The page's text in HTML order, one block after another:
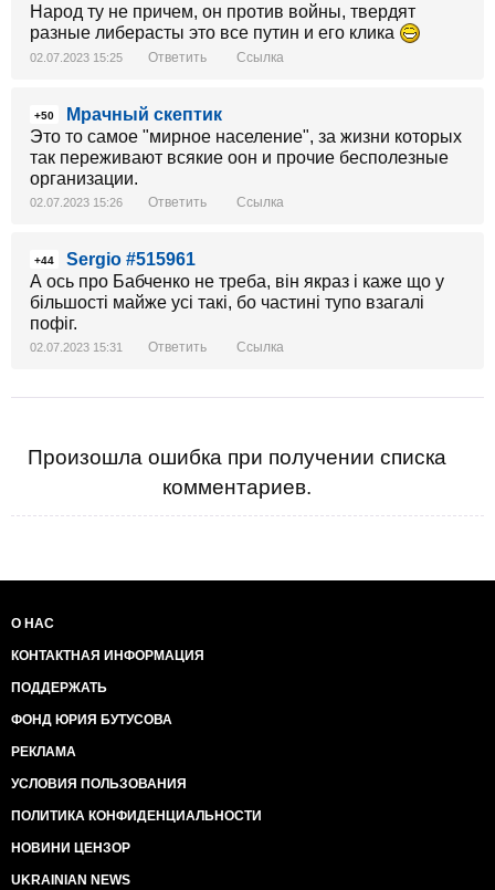
Народ ту не причем, он против войны, твердят
разные либерасты это все путин и его клика
02.07.2023 15:25 Ответить Ссылка
+50
Мрачный скептик
Это то самое "мирное население", за жизни которых
так переживают всякие оон и прочие бесполезные
организации.
02.07.2023 15:26 Ответить Ссылка
+44
Sergio #515961
А ось про Бабченко не треба, вiн якраз i каже що у
бiльшостi майже усi такi, бо частинi тупо взагалi
пофiг.
02.07.2023 15:31 Ответить Ссылка
Произошла ошибка при получении списка
комментариев.
О НАС
КОНТАКТНАЯ ИНФОРМАЦИЯ
ПОДДЕРЖАТЬ
ФОНД ЮРИЯ БУТУСОВА
РЕКЛАМА
УСЛОВИЯ ПОЛЬЗОВАНИЯ
ПОЛИТИКА КОНФИДЕНЦИАЛЬНОСТИ
НОВИНИ ЦЕНЗОР
UKRAINIAN NEWS